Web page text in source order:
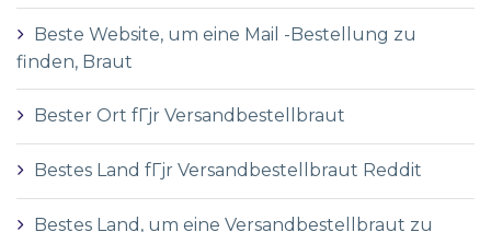
Beste Website, um eine Mail -Bestellung zu
finden, Braut
Bester Ort fГјr Versandbestellbraut
Bestes Land fГјr Versandbestellbraut Reddit
Bestes Land, um eine Versandbestellbraut zu